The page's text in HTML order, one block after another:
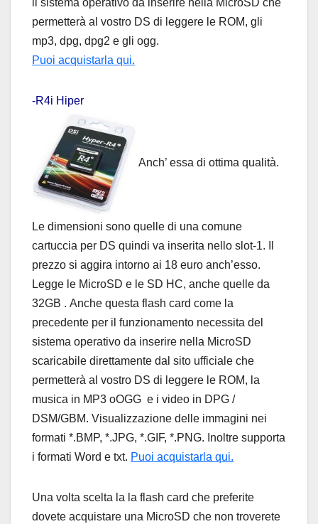
il sistema operativo da inserire nella MicroSD che
permetterà al vostro DS di leggere le ROM, gli
mp3, dpg, dpg2 e gli ogg.
Puoi acquistarla qui.
-R4i Hiper
Anch’ essa di ottima qualità.
Le dimensioni sono quelle di una comune
cartuccia per DS quindi va inserita nello slot-1. Il
prezzo si aggira intorno ai 18 euro anch’esso.
Legge le MicroSD e le SD HC, anche quelle da
32GB . Anche questa flash card come la
precedente per il funzionamento necessita del
sistema operativo da inserire nella MicroSD
scaricabile direttamente dal sito ufficiale che
permetterà al vostro DS di leggere le ROM, la
musica in MP3 oOGG e i video in DPG /
DSM/GBM. Visualizzazione delle immagini nei
formati *.BMP, *.JPG, *.GIF, *.PNG. Inoltre supporta
i formati Word e txt. Puoi acquistarla qui.
Una volta scelta la la flash card che preferite
dovete acquistare una MicroSD che non troverete